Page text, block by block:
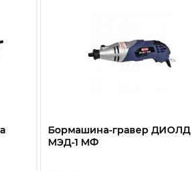
Бормашина-гравер ДИОЛД
МЭД-1 МФ